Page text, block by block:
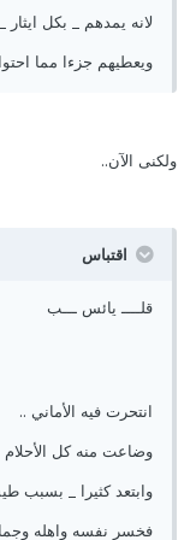
لانه يمدهم _ بكل ايثار
ويعطيهم جزءا مما
ولكنى الآن..
اقتباس
قلــــ يائس ـــب
انتحرت فيه الأماني ..
وضاعت منه كل الأحلام
وابتعد كثيرا _ بسبب
فخسر نفسه واهله